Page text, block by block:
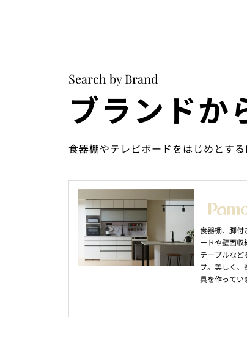
Search by Brand
ブランドか
食器棚やテレビボードをはじめとす
食器棚、脚付
ードや壁面収
テーブルなど
プ。美しく、
具を作ってい